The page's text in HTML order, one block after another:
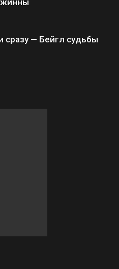
сразу — Бейгл судьбы